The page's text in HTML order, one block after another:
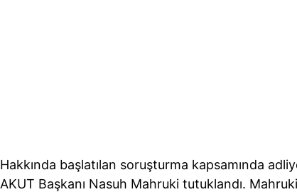
Hakkında başlatılan soruşturma kapsamında
AKUT Başkanı Nasuh Mahruki tutuklandı.